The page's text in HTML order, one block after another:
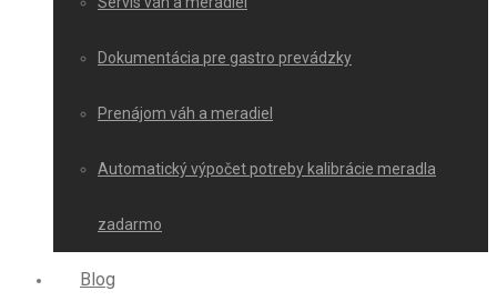
Dokumentácia pre gastro prevádzky
Prenájom váh a meradiel
Automatický výpočet potreby kalibrácie meradla
zadarmo
Blog